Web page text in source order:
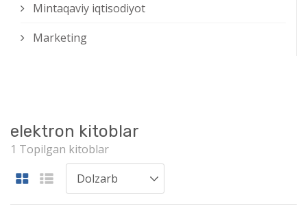
Mintaqaviy iqtisodiyot
Marketing
elektron kitoblar
1 Topilgan kitoblar